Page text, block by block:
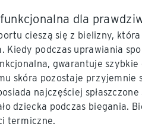
dla
cieszą się z bielizny,
Kiedy podczas uprawiania
gwarantuje szybkie
skóra pozostaje przyjemnie
najczęściej
dziecka podczas biegania.
termiczne.